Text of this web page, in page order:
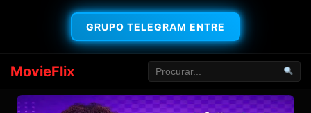
GRUPO TELEGRAM ENTRE
MovieFlix